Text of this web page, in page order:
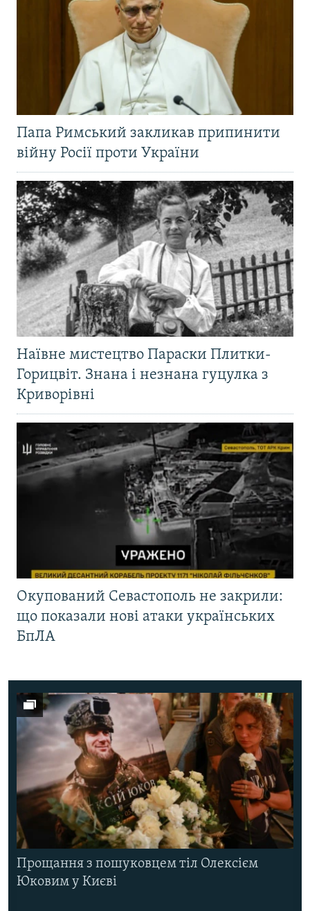
Папа Римський закликав припинити
війну Росії проти України
Наївне мистецтво Параски Плитки-
Горицвіт. Знана і незнана гуцулка з
Криворівні
Окупований Севастополь не закрили:
що показали нові атаки українських
БпЛА
Прощання з пошуковцем тіл Олексієм
Юковим у Києві